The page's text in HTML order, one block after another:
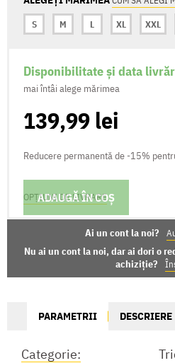
S
M L XL XXL
Disponibilitate și data
mai întâi alege mărimea
139,99 lei
Reducere permanentă de -15%
ADAUGĂ ÎN COȘ
OPȚIUNI DE LIVRARE
Ai un cont la noi?
Nu ai un cont la noi, dar ai dori o
achiziție?
PARAMETRII DESCRIERE
Categorie: